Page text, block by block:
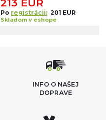
213 EUR
Po registrácii: 201 EUR
Skladom v eshope
INFO O NAŠEJ
DOPRAVE